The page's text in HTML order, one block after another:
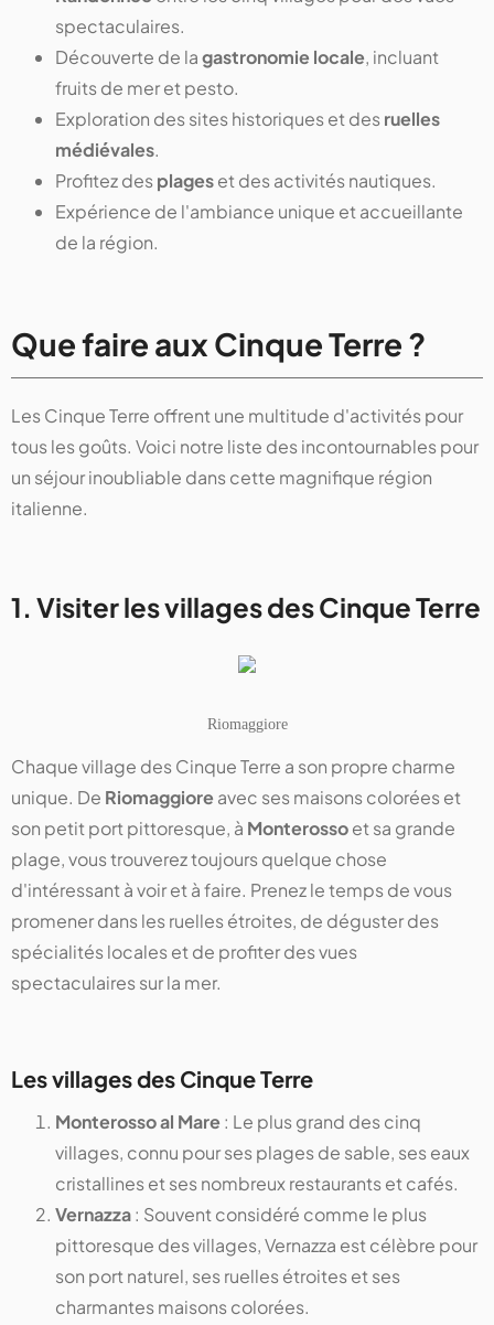
spectaculaires.
Découverte de lagastronomie locale, incluant
fruits de mer et pesto.
Exploration des sites historiques et desruelles
médiévales.
Profitez desplageset des activités nautiques.
Expérience de l'ambiance unique et accueillante
de la région.
Que faire aux Cinque Terre ?
Les Cinque Terre offrent une multitude d'activités pour
tous les goûts. Voici notre liste des incontournables pour
un séjour inoubliable dans cette magnifique région
italienne.
1. Visiter les villages des Cinque Terre
Riomaggiore
Chaque village des Cinque Terre a son propre charme
unique. De Riomaggioreavec ses maisons colorées et
son petit port pittoresque, à Monterossoet sa grande
plage, vous trouverez toujours quelque chose
d'intéressant à voir et à faire. Prenez le temps de vous
promener dans les ruelles étroites, de déguster des
spécialités locales et de profiter des vues
spectaculaires sur la mer.
Les villages des Cinque Terre
Monterosso al Mare: Le plus grand des cinq
villages, connu pour ses plages de sable, ses eaux
cristallines et ses nombreux restaurants et cafés.
Vernazza: Souvent considéré comme le plus
pittoresque des villages, Vernazza est célèbre pour
son port naturel, ses ruelles étroites et ses
charmantes maisons colorées.